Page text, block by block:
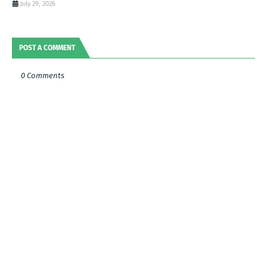
July 29, 2026
POST A COMMENT
0 Comments